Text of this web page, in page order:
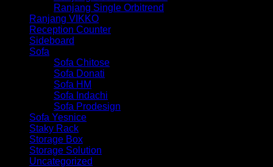
Ranjang Single Orbitrend
Ranjang VIKKO
Reception Counter
Sideboard
Sofa
Sofa Chitose
Sofa Donati
Sofa HM
Sofa Indachi
Sofa Prodesign
Sofa Yesnice
Staky Rack
Storage Box
Storage Solution
Uncategorized